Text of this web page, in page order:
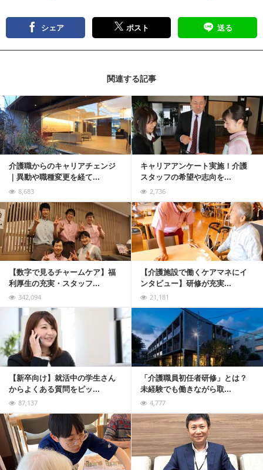
シェア ポスト 送る
関連する記事
介護職からのキャリアチェンジ
｜異動や職種変更を経て...
8,683
キャリアアンケート実施！介護
スタッフの希望や志向を...
2,736
記事を読む
【数字で見るチャームケア】福
利厚生の充実・スタッフ...
342,094
【介護施設で働くケアマネにイ
ンタビュー】研修が充実...
21,181
記事を読む
【新卒向け】就活中の学生さん
からよくある質問をピッ...
87,137
「介護職員初任者研修」とは？
未経験でも働きながら取...
4,777
記事を読む
記事を読む